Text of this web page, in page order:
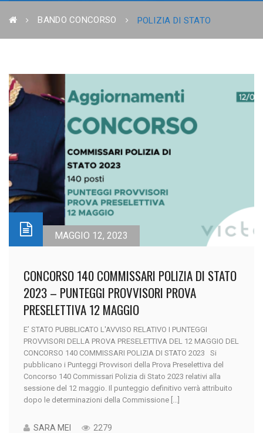
BANDO CONCORSO POLIZIA DI STATO
MAGGIO 12, 2023
CONCORSO 140 COMMISSARI POLIZIA DI STATO
2023 – PUNTEGGI PROVVISORI PROVA
PRESELETTIVA 12 MAGGIO
E’ STATO PUBBLICATO L'AVVISO RELATIVO I PUNTEGGI
PROVVISORI DELLA PROVA PRESELETTIVA DEL 12 MAGGIO DEL
CONCORSO 140 COMMISSARI POLIZIA DI STATO 2023 Si
pubblicano i Punteggi Provvisori della Prova Preselettiva del
Concorso 140 Commissari Polizia di Stato 2023 relativi alla
sessione del 12 maggio. Il punteggio definitivo verrà attribuito
dopo le determinazioni della Commissione [...]
SARA MEI 2279